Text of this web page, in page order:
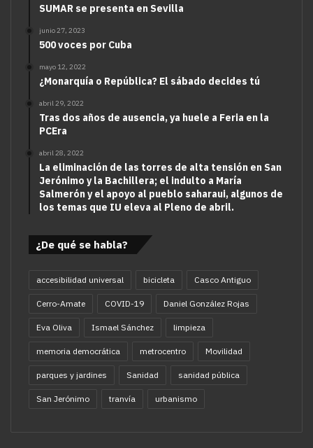
SUMAR se presenta en Sevilla
junio 27, 2023
500 voces por Cuba
mayo 12, 2022
¿Monarquía o República? El sábado decides tú
abril 29, 2022
Tras dos años de ausencia, ya huele a Feria en la
PCEra
abril 28, 2022
La eliminación de las torres de alta tensión en San
Jerónimo y la Bachillera; el indulto a María
Salmerón y el apoyo al pueblo saharaui, algunos de
los temas que IU eleva al Pleno de abril.
¿De qué se habla?
accesibilidad universal bicicleta Casco Antiguo
Cerro-Amate COVID-19 Daniel González Rojas
Eva Oliva Ismael Sánchez limpieza
memoria democrática metrocentro Movilidad
parques y jardines Sanidad sanidad pública
San Jerónimo tranvía urbanismo